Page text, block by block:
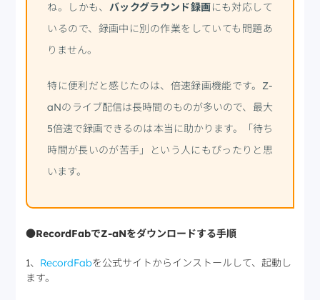
ね。しかも、 バックグラウンド録画にも対応して
いるので、録画中に別の作業をしていても問題あ
りません。
特に便利だと感じたのは、倍速録画機能です。Z-
aNのライブ配信は長時間のものが多いので、最大
5倍速で録画できるのは本当に助かります。「待ち
時間が長いのが苦手」という人にもぴったりと思
います。
●RecordFabでZ-aNをダウンロードする手順
1、 RecordFabを公式サイトからインストールして、起動し
ます。